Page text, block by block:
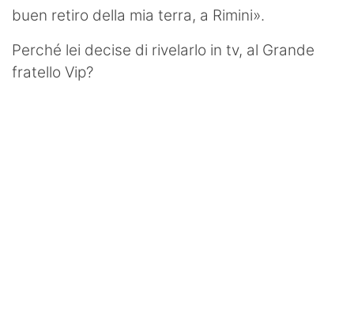
buen retiro della mia terra, a Rimini».
Perché lei decise di rivelarlo in tv, al Grande
fratello Vip?